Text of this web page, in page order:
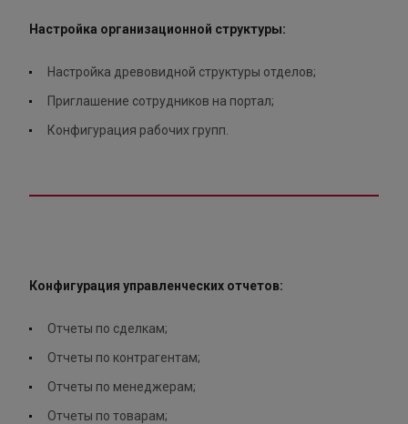
Настройка организационной структуры:
Настройка древовидной структуры отделов;
Приглашение сотрудников на портал;
Конфигурация рабочих групп.
Конфигурация управленческих отчетов:
Отчеты по сделкам;
Отчеты по контрагентам;
Отчеты по менеджерам;
Отчеты по товарам;